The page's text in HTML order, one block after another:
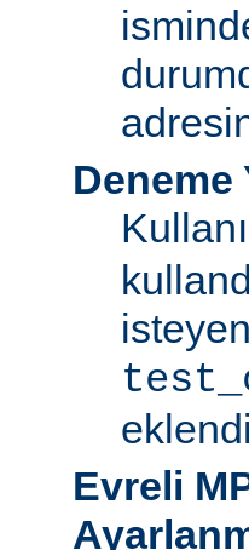
Deneme
Evreli